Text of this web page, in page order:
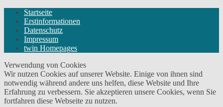
Startseite
Erstinformationen
Datenschutz
Impressum
twin Homepages
Verwendung von Cookies
Wir nutzen Cookies auf unserer Website. Einige von ihnen sind
notwendig während andere uns helfen, diese Website und Ihre
Erfahrung zu verbessern. Sie akzeptieren unsere Cookies, wenn Sie
fortfahren diese Webseite zu nutzen.